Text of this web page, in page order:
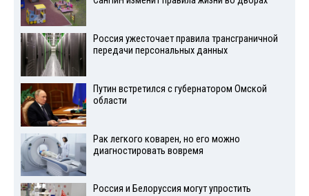
Россия ужесточает правила трансграничной
передачи персональных данных
Путин встретился с губернатором Омской
области
Рак легкого коварен, но его можно
диагностировать вовремя
Россия и Белоруссия могут упростить